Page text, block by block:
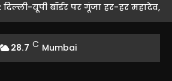
यूपी बॉर्डर पर गूंजा हर-हर महादेव,
28.7 C Mumbai